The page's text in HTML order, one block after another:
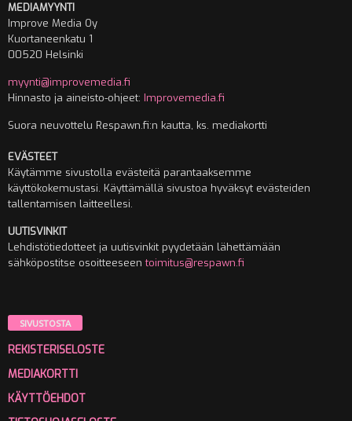
MEDIAMYYNTI
Improve Media Oy
Kuortaneenkatu 1
00520 Helsinki
myynti@improvemedia.fi
Hinnasto ja aineisto-ohjeet: Improvemedia.fi
Suora neuvottelu Respawn.fi:n kautta, ks. mediakortti
EVÄSTEET
Käytämme sivustolla evästeitä parantaaksemme
käyttökokemustasi. Käyttämällä sivustoa hyväksyt evästeiden
tallentamisen laitteellesi.
UUTISVINKIT
Lehdistötiedotteet ja uutisvinkit pyydetään lähettämään
sähköpostitse osoitteeseentoimitus@respawn.fi
SIVUSTOSTA
REKISTERISELOSTE
MEDIAKORTTI
KÄYTTÖEHDOT